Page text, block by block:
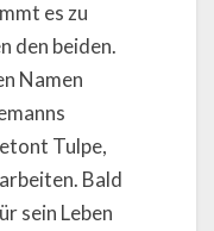
es zu
den beiden.
Namen
Tulpe,
Bald
sein Leben